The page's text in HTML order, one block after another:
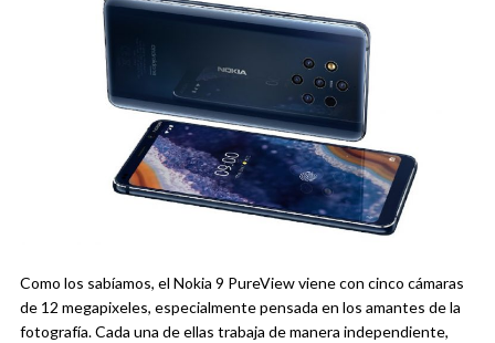
Como los sabíamos, el Nokia 9 PureView viene con cinco cámaras
de 12 megapixeles, especialmente pensada en los amantes de la
fotografía. Cada una de ellas trabaja de manera independiente,